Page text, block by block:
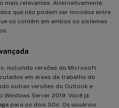
mais relevantes. Alternativamente,
que não podem ser movidos entre
os contêm em ambos os sistemas
incluindo versões do Microsoft
em áreas de trabalho do
outras versões do Outlook e
Server 2019. Você já
para os dois SOs. Os usuários